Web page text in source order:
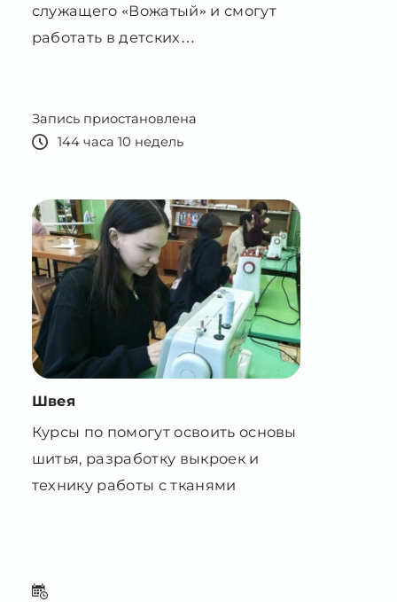
Запись приостановлена
Швея
Курсы по помогут освоить основы
шитья, разработку выкроек и
технику работы с тканями